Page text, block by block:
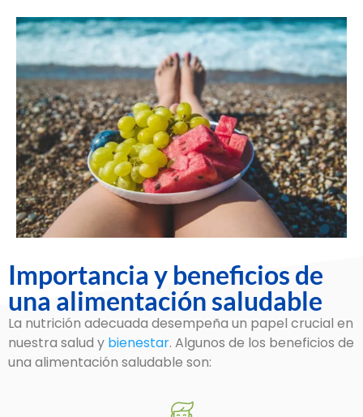
Importancia y beneficios de
una alimentación saludable
La nutrición adecuada desempeña un papel crucial en
nuestra salud y bienestar. Algunos de los beneficios de
una alimentación saludable son: